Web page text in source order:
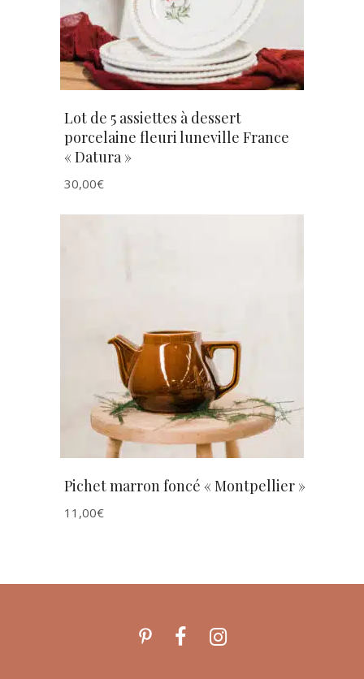
Lot de 5 assiettes à dessert
porcelaine fleuri luneville France
« Datura »
30,00€
AJOUTER AU PANIER
Pichet marron foncé « Montpellier »
11,00€